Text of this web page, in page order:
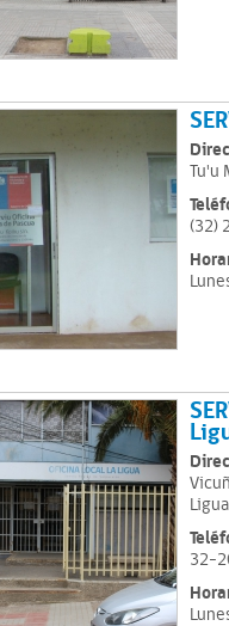
Tu'u
(32)
Ligua
32-